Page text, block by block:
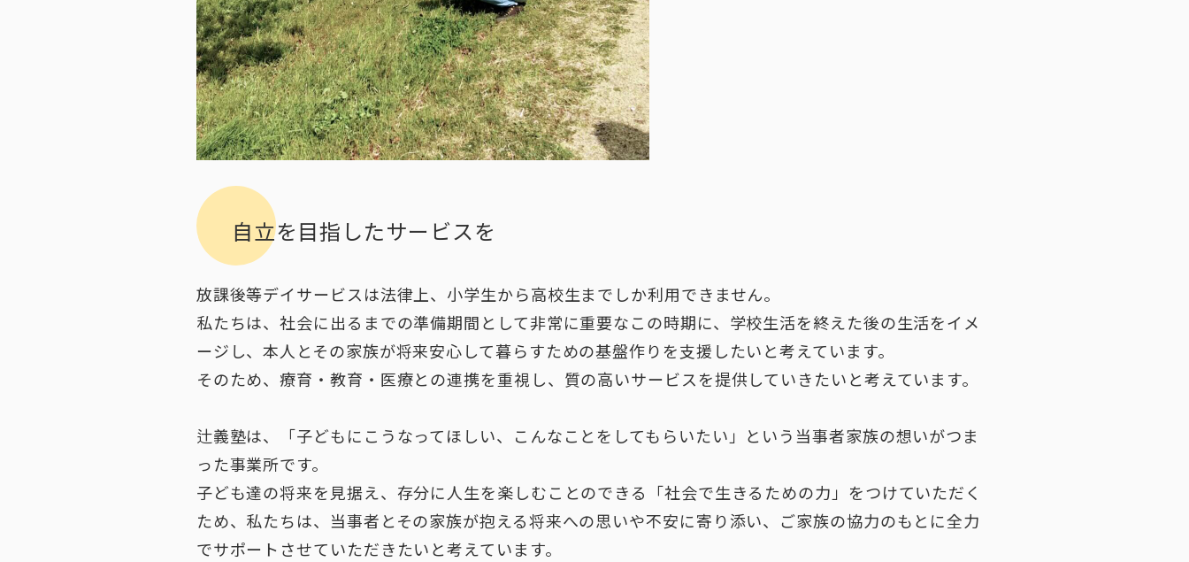
自立を目指したサービスを
放課後等デイサービスは法律上、小学生から高校生までしか利用できません。
私たちは、社会に出るまでの準備期間として非常に重要なこの時期に、学校生活を終えた後の生活をイメ
ージし、本人とその家族が将来安心して暮らすための基盤作りを支援したいと考えています。
そのため、療育・教育・医療との連携を重視し、質の高いサービスを提供していきたいと考えています。
辻義塾は、「子どもにこうなってほしい、こんなことをしてもらいたい」という当事者家族の想いがつま
った事業所です。
子ども達の将来を見据え、存分に人生を楽しむことのできる「社会で生きるための力」をつけていただく
ため、私たちは、当事者とその家族が抱える将来への思いや不安に寄り添い、ご家族の協力のもとに全力
でサポートさせていただきたいと考えています。